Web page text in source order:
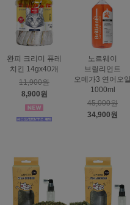
완피 크리미 퓨레
치킨 14gx40개
11,900원
8,900원
노르웨이
브릴리언트
오메가3 연어오일
1000ml
45,000원
34,900원